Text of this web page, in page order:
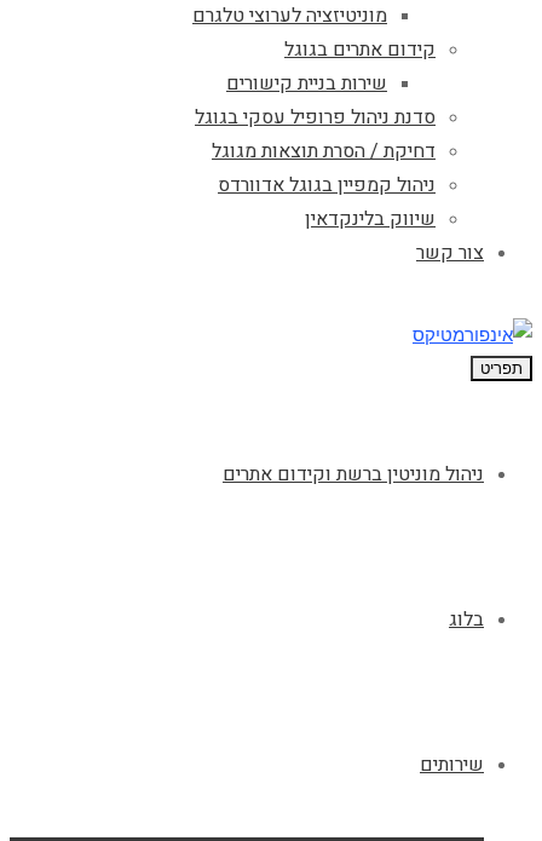
מוניטיזציה לערוצי טלגרם
קידום אתרים בגוגל
שירות בניית קישורים
סדנת ניהול פרופיל עסקי בגוגל
דחיקת / הסרת תוצאות מגוגל
ניהול קמפיין בגוגל אדוורדס
שיווק בלינקדאין
צור קשר
תפריט
ניהול מוניטין ברשת וקידום אתרים
בלוג
שירותים